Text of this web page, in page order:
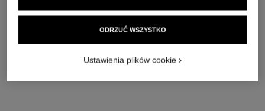
ODRZUĆ WSZYSTKO
Ustawienia plików cookie